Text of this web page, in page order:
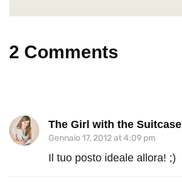
2 Comments
The Girl with the Suitcase
Gennaio 17, 2012 at 4:09 pm
Il tuo posto ideale allora! ;)